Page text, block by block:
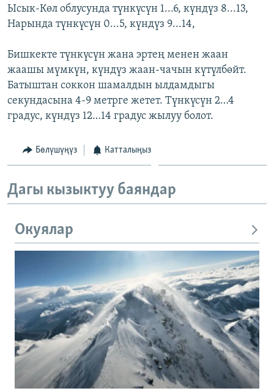
Ысык-Көл облусунда түнкүсүн 1...6, күндүз 8...13,
Нарында түнкүсүн 0...5, күндүз 9...14,
Бишкекте түнкүсүн жана эртең менен жаан
жаашы мүмкүн, күндүз жаан-чачын күтүлбөйт.
Батыштан соккон шамалдын ылдамдыгы
секундасына 4-9 метрге жетет. Түнкүсүн 2…4
градус, күндүз 12…14 градус жылуу болот.
Бөлүшүңүз Катталыңыз
Дагы кызыктуу баяндар
Окуялар